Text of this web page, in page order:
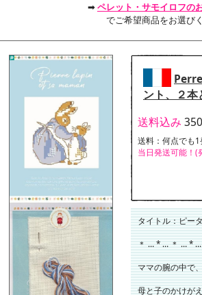
➡ペレット・サモイロフの
でご希望商品をお選び
ント、２本
送料込み
送料：何点でも
当日発送可能！(
タイトル：ピー
＊ … * … ＊ … *
ママの腕の中で
母と子のかけが